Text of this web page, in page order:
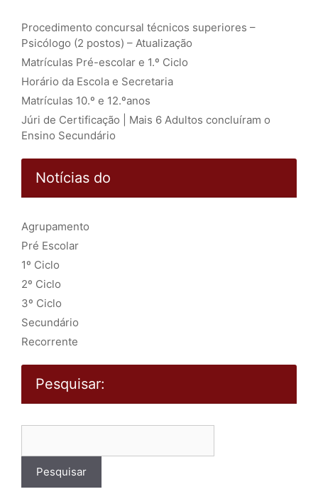
Procedimento concursal técnicos superiores –
Psicólogo (2 postos) – Atualização
Matrículas Pré-escolar e 1.º Ciclo
Horário da Escola e Secretaria
Matrículas 10.º e 12.ºanos
Júri de Certificação | Mais 6 Adultos concluíram o
Ensino Secundário
Notícias do
Agrupamento
Pré Escolar
1º Ciclo
2º Ciclo
3º Ciclo
Secundário
Recorrente
Pesquisar: